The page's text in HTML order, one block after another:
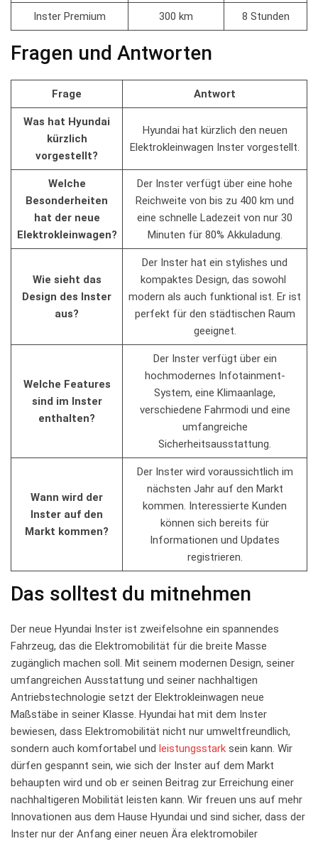
Inster Premium 300 km 8 ⁤Stunden
Fragen und ⁤Antworten
Frage Antwort
Was hat Hyundai
kürzlich
vorgestellt?
Hyundai hat kürzlich den neuen
Elektrokleinwagen Inster vorgestellt.
Welche
Besonderheiten
hat der neue
Elektrokleinwagen?
Der Inster verfügt über eine hohe
Reichweite‍ von bis⁢ zu 400‍ km und
eine schnelle​ Ladezeit von nur 30
Minuten für 80% Akkuladung.
Wie​ sieht das‌
Design des⁣ Inster
aus?
Der Inster hat ein stylishes und
kompaktes Design, das sowohl ​
modern als auch ‌funktional ist. ⁢Er ist
perfekt für ⁣den ⁤städtischen Raum
geeignet.
Welche Features‌
sind im ⁤Inster
enthalten?
Der‍ Inster verfügt​ über ein⁤
hochmodernes ⁤Infotainment-
System, eine Klimaanlage,
verschiedene Fahrmodi ‌und ⁤eine
umfangreiche
Sicherheitsausstattung.
Wann wird der
Inster ⁣auf den
Markt kommen?
Der Inster wird voraussichtlich im
nächsten Jahr auf ‍den Markt
kommen. Interessierte Kunden
können sich bereits für
Informationen und Updates⁤
registrieren.
Das solltest du‍ mitnehmen
Der neue Hyundai​ Inster⁣ ist zweifelsohne ‍ein spannendes
Fahrzeug, das die Elektromobilität für die breite Masse‍
zugänglich machen soll. ⁣Mit seinem‍ modernen Design, seiner
umfangreichen Ausstattung und seiner nachhaltigen
Antriebstechnologie setzt der‍ Elektrokleinwagen neue⁤
Maßstäbe‌ in ‌seiner ⁤Klasse.⁤ Hyundai hat mit dem Inster⁢
bewiesen, dass Elektromobilität nicht nur‌ umweltfreundlich,
sondern ‍auch komfortabel und leistungsstark sein kann. Wir
dürfen gespannt sein, wie sich der Inster auf dem Markt
behaupten wird und ob er seinen ⁣Beitrag zur Erreichung einer
nachhaltigeren Mobilität leisten kann.‍ Wir freuen ⁢uns auf mehr
Innovationen ‍aus dem‌ Hause Hyundai und sind‍ sicher, dass ⁤der
Inster ⁢nur der Anfang einer ‍neuen Ära elektromobiler